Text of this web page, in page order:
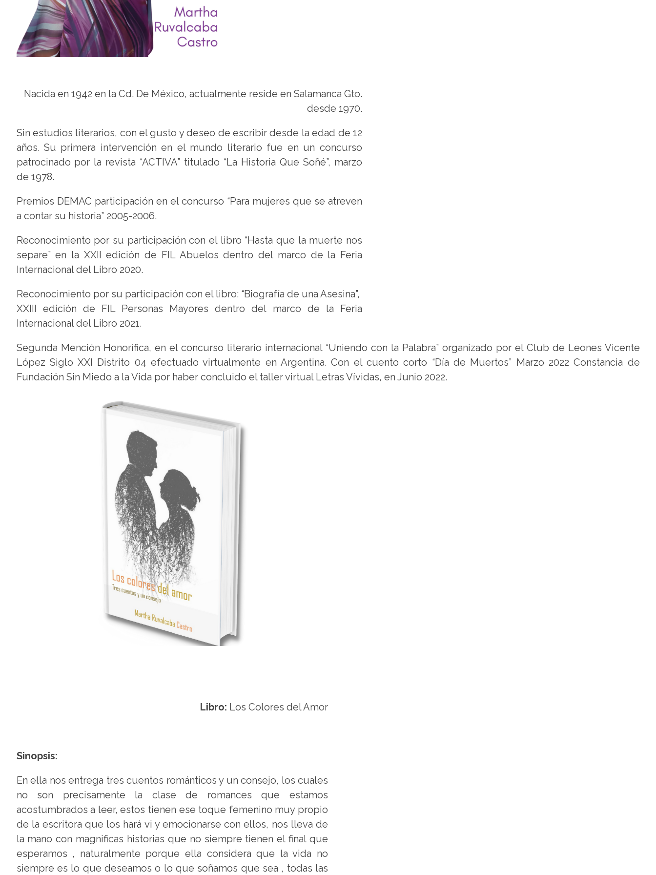
Nacida en 1942 en la Cd. De México, actualmente reside en Salamanca Gto.
desde 1970.
Sin estudios literarios, con el gusto y deseo de escribir desde la edad de 12
años. Su primera intervención en el mundo literario fue en un concurso
patrocinado por la revista “ACTIVA” titulado “La Historia Que Soñé”, marzo
de 1978.
Premios DEMAC participación en el concurso “Para mujeres que se atreven
a contar su historia” 2005-2006.
Reconocimiento por su participación con el libro “Hasta que la muerte nos
separe” en la XXII edición de FIL Abuelos dentro del marco de la Feria
Internacional del Libro 2020.
Reconocimiento por su participación con el libro: “Biografía de una Asesina”,
XXIII edición de FIL Personas Mayores dentro del marco de la Feria
Internacional del Libro 2021.
Segunda Mención Honorífica, en el concurso literario internacional “Uniendo con la Palabra” organizado por el Club de Leones Vicente
López Siglo XXI Distrito 04 efectuado virtualmente en Argentina. Con el cuento corto “Día de Muertos” Marzo 2022 Constancia de
Fundación Sin Miedo a la Vida por haber concluido el taller virtual Letras Vívidas, en Junio 2022.
Libro: Los Colores del Amor
Sinopsis:
En ella nos entrega tres cuentos románticos y un consejo, los cuales
no son precisamente la clase de romances que estamos
acostumbrados a leer, estos tienen ese toque femenino muy propio
de la escritora que los hará vi y emocionarse con ellos, nos lleva de
la mano con magnificas historias que no siempre tienen el final que
esperamos , naturalmente porque ella considera que la vida no
siempre es lo que deseamos o lo que soñamos que sea , todas las